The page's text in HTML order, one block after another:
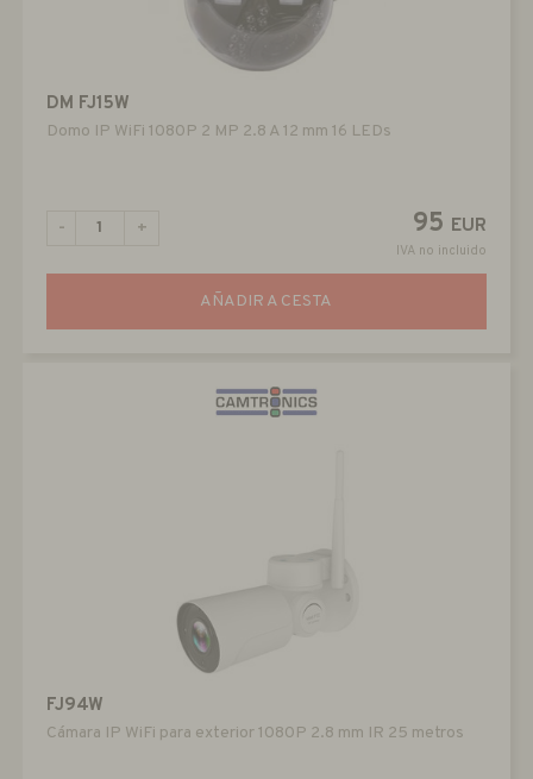
DM FJ15W
Domo IP WiFi 1080P 2 MP 2.8 A 12 mm 16 LEDs
95 EUR
IVA no incluido
- +
AÑADIR A CESTA
FJ94W
Cámara IP WiFi para exterior 1080P 2.8 mm IR 25 metros